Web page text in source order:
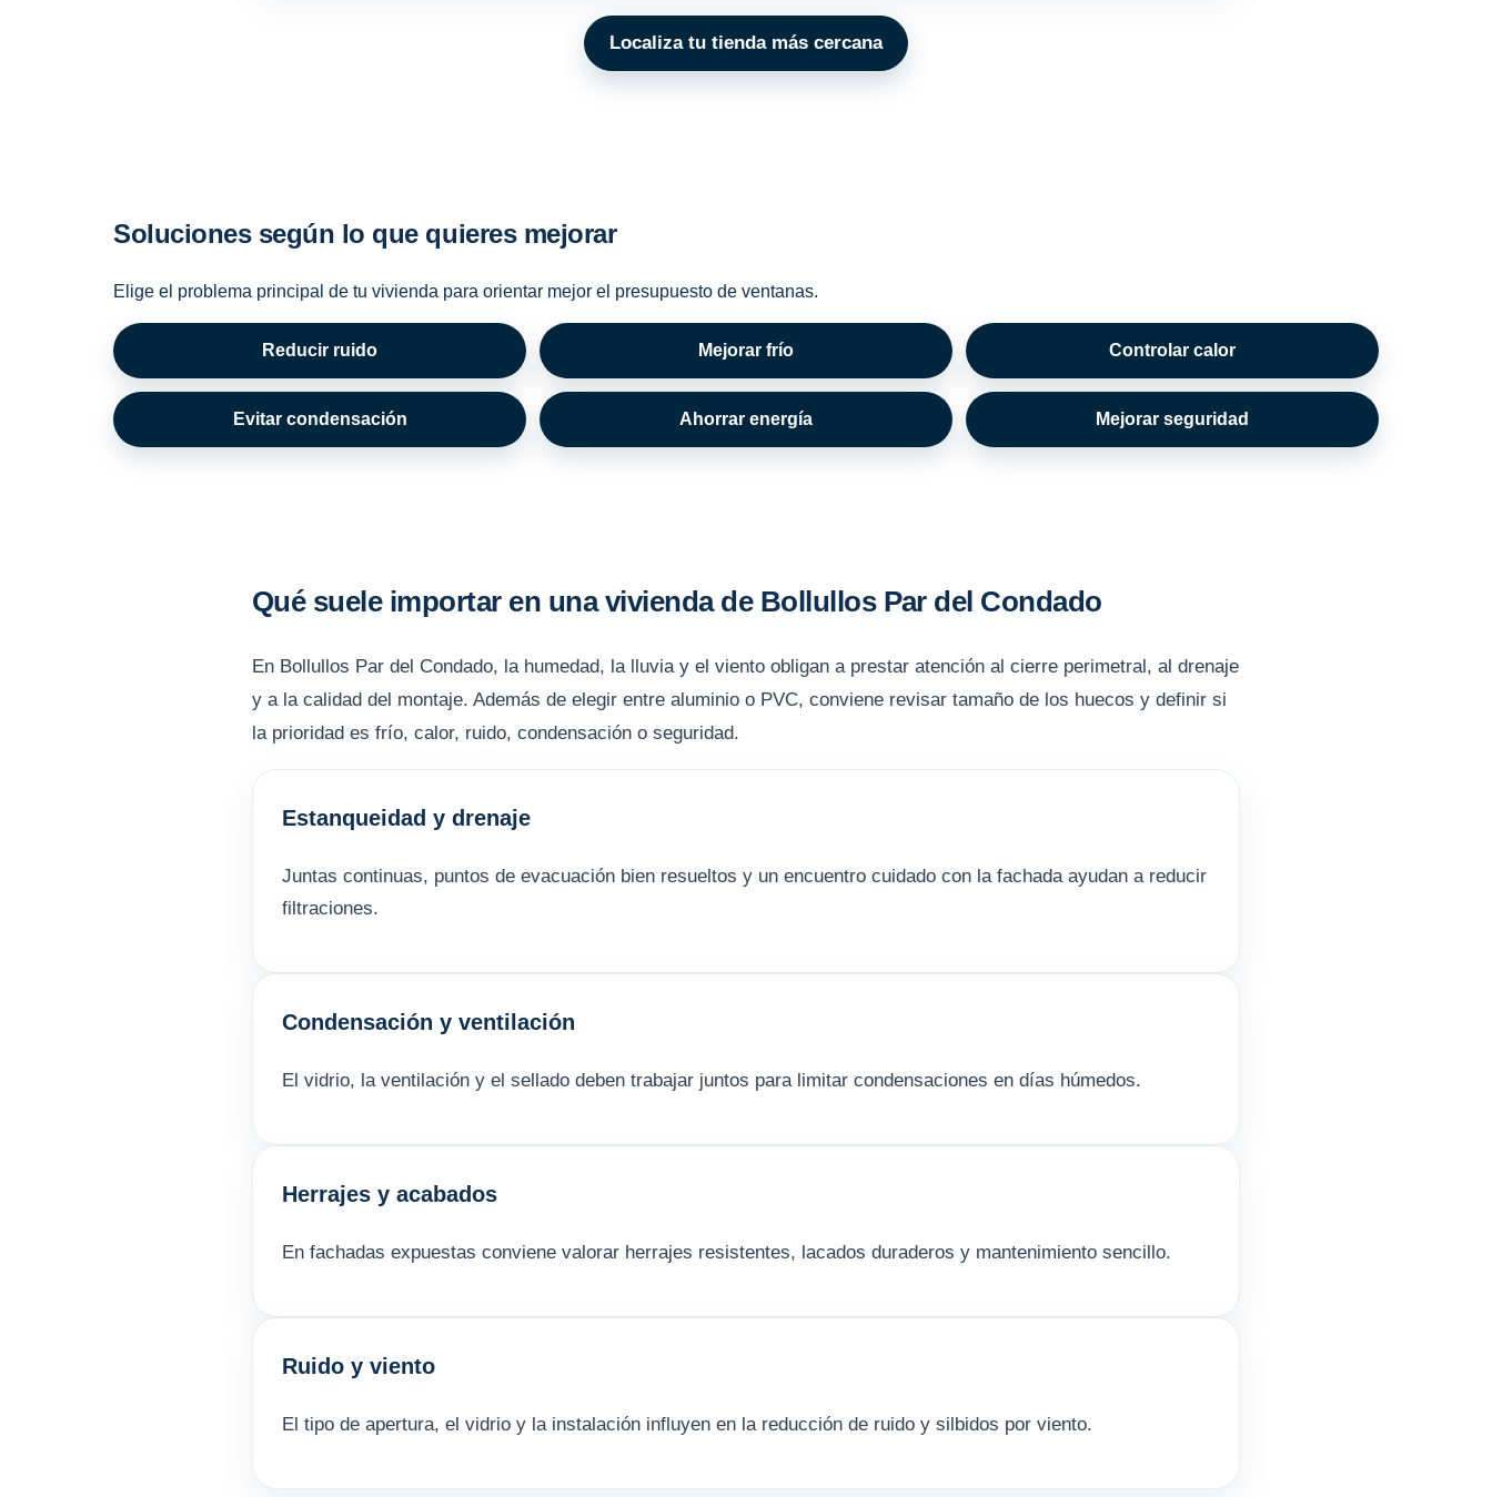
Localiza tu tienda más cercana
Soluciones según lo que quieres mejorar
Elige el problema principal de tu vivienda para orientar mejor el presupuesto de ventanas.
Reducir ruido Mejorar frío Controlar calor
Evitar condensación Ahorrar energía Mejorar seguridad
Qué suele importar en una vivienda de Bollullos Par del Condado
En Bollullos Par del Condado, la humedad, la lluvia y el viento obligan a prestar atención al cierre perimetral, al drenaje
y a la calidad del montaje. Además de elegir entre aluminio o PVC, conviene revisar tamaño de los huecos y definir si
la prioridad es frío, calor, ruido, condensación o seguridad.
Estanqueidad y drenaje
Juntas continuas, puntos de evacuación bien resueltos y un encuentro cuidado con la fachada ayudan a reducir
filtraciones.
Condensación y ventilación
El vidrio, la ventilación y el sellado deben trabajar juntos para limitar condensaciones en días húmedos.
Herrajes y acabados
En fachadas expuestas conviene valorar herrajes resistentes, lacados duraderos y mantenimiento sencillo.
Ruido y viento
El tipo de apertura, el vidrio y la instalación influyen en la reducción de ruido y silbidos por viento.